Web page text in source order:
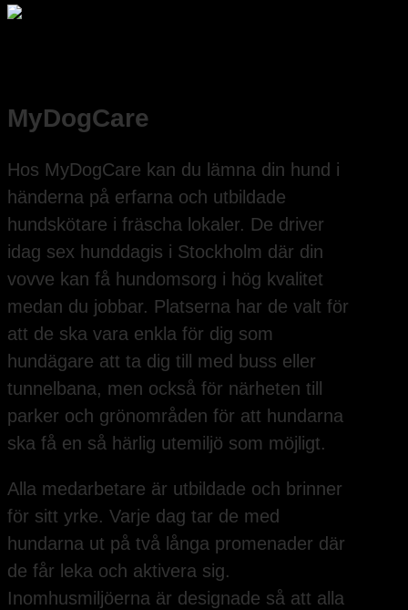
MyDogCare
Hos MyDogCare kan du lämna din hund i
händerna på erfarna och utbildade
hundskötare i fräscha lokaler. De driver
idag sex hunddagis i Stockholm där din
vovve kan få hundomsorg i hög kvalitet
medan du jobbar. Platserna har de valt för
att de ska vara enkla för dig som
hundägare att ta dig till med buss eller
tunnelbana, men också för närheten till
parker och grönområden för att hundarna
ska få en så härlig utemiljö som möjligt.
Alla medarbetare är utbildade och brinner
för sitt yrke. Varje dag tar de med
hundarna ut på två långa promenader där
de får leka och aktivera sig.
Inomhusmiljöerna är designade så att alla